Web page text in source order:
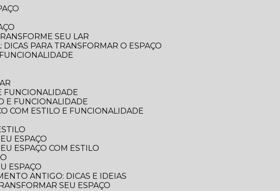
SEU LAR
DICAS PARA TRANSFORMAR O ESPAÇO
FUNCIONALIDADE
E FUNCIONALIDADE
COM ESTILO E FUNCIONALIDADE
ESPAÇO
ESPAÇO COM ESTILO
ESPAÇO
ANTIGO: DICAS E IDEIAS
SEU ESPAÇO